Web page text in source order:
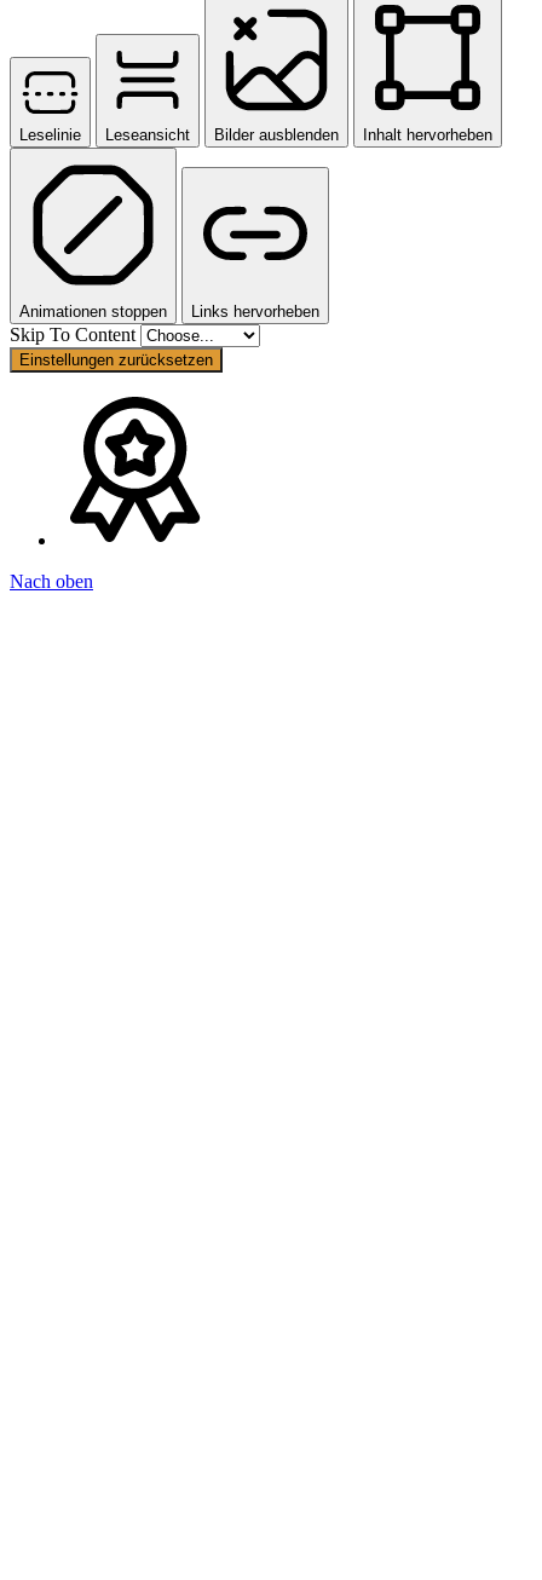
Leselinie Leseansicht Bilder ausblenden Inhalt hervorheben
Animationen stoppen Links hervorheben
Skip To Content
Einstellungen zurücksetzen
Nach oben